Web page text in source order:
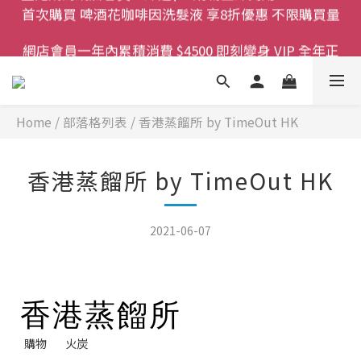
登記成為網店會員，即送$50購物金即刻用!!
價貨 85 折，幫朋友買大家一齊抵 !!
今期優惠!! 濕疹救星 濕疹專用噴霧 買一枝送一件 50克
裝 濕疹舒敏膏   幼兒適用
首次購買 啤酒花咖啡因洗髮液 享8折優惠 不限購買量
Home / 部落格列表 /香港蒸餾所 by TimeOut HK
香港蒸餾所 by TimeOut HK
2021-06-07
香港蒸餾所
購物 火炭